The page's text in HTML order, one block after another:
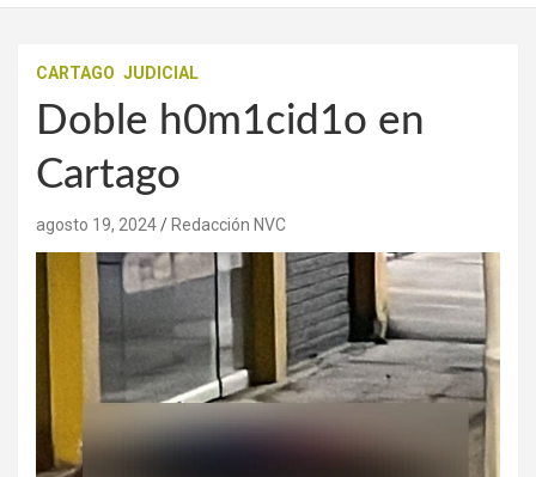
CARTAGO JUDICIAL
Doble h0m1cid1o en
Cartago
agosto 19, 2024 Redacción NVC